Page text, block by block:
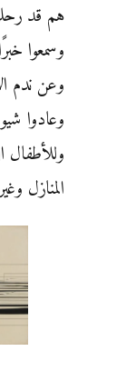
هم قد
وسمعوا
وعن ندم
وعادوا
وللأطفال
المنازل